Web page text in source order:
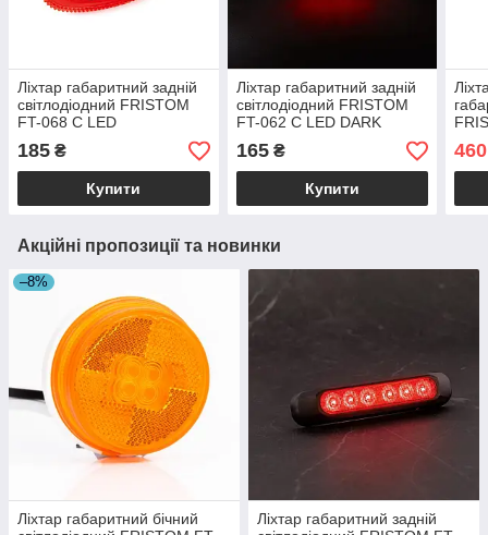
Ліхтар габаритний задній
світлодіодний FRISTOM
FT-068 C LED
185 ₴
Купити
Ліхтар габаритний задній
світлодіодний FRISTOM
FT-062 C LED DARK
165₴
Купити
460
Акційні пропозиції та новинки
–8%
Ліхтар габаритний бічний
Ліхтар габаритний задній